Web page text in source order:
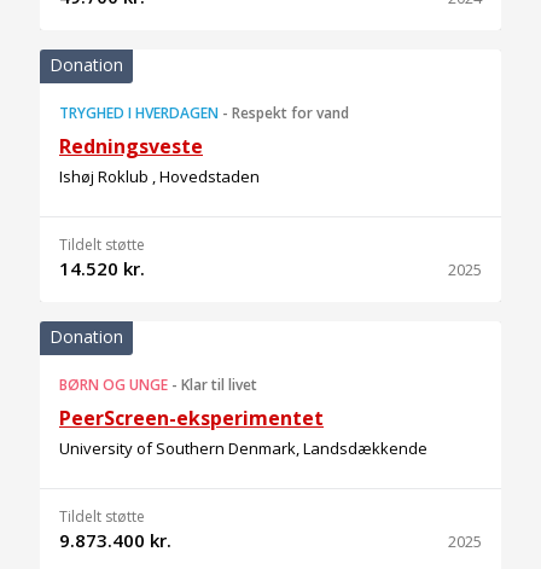
Donation
TRYGHED I HVERDAGEN - Respekt for vand
Redningsveste
Ishøj Roklub , Hovedstaden
Tildelt støtte
14.520 kr. 2025
Donation
BØRN OG UNGE - Klar til livet
PeerScreen-eksperimentet
University of Southern Denmark, Landsdækkende
Tildelt støtte
9.873.400 kr. 2025